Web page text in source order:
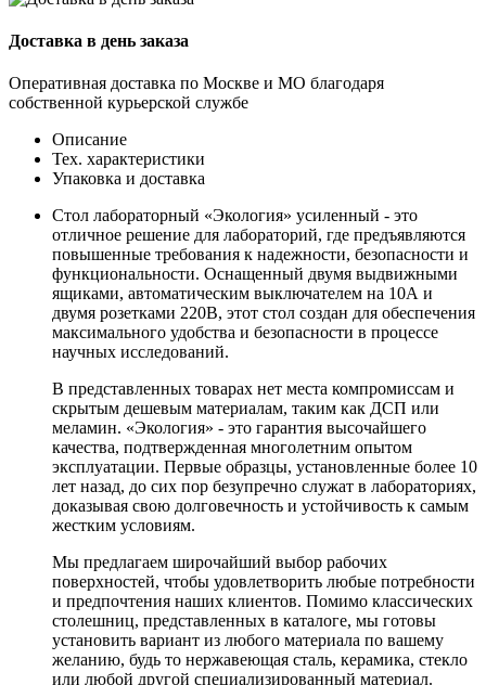
Доставка в день заказа
Оперативная доставка по Москве и МО благодаря
собственной курьерской службе
Описание
Тех. характеристики
Упаковка и доставка
Стол лабораторный «Экология» усиленный - это
отличное решение для лабораторий, где предъявляются
повышенные требования к надежности, безопасности и
функциональности. Оснащенный двумя выдвижными
ящиками, автоматическим выключателем на 10А и
двумя розетками 220В, этот стол создан для обеспечения
максимального удобства и безопасности в процессе
научных исследований.
В представленных товарах нет места компромиссам и
скрытым дешевым материалам, таким как ДСП или
меламин. «Экология» - это гарантия высочайшего
качества, подтвержденная многолетним опытом
эксплуатации. Первые образцы, установленные более 10
лет назад, до сих пор безупречно служат в лабораториях,
доказывая свою долговечность и устойчивость к самым
жестким условиям.
Мы предлагаем широчайший выбор рабочих
поверхностей, чтобы удовлетворить любые потребности
и предпочтения наших клиентов. Помимо классических
столешниц, представленных в каталоге, мы готовы
установить вариант из любого материала по вашему
желанию, будь то нержавеющая сталь, керамика, стекло
или любой другой специализированный материал.